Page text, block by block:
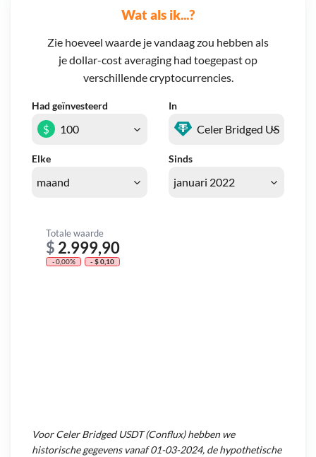
Wat als ik...?
Zie hoeveel waarde je vandaag zou hebben als
je dollar-cost averaging had toegepast op
verschillende cryptocurrencies.
Had geïnvesteerd In
Elke Sinds
$
Totale waarde
$ 2.999,90
- 0,00% - $ 0,10
VoorCeler Bridged USDT (Conflux)hebben we
historische gegevens vanaf01-03-2024, de hypothetische